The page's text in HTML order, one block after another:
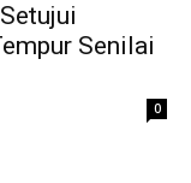
Senilai
0